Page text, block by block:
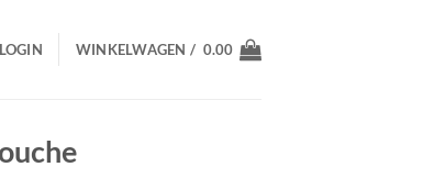
LOGIN WINKELWAGEN / 0.00